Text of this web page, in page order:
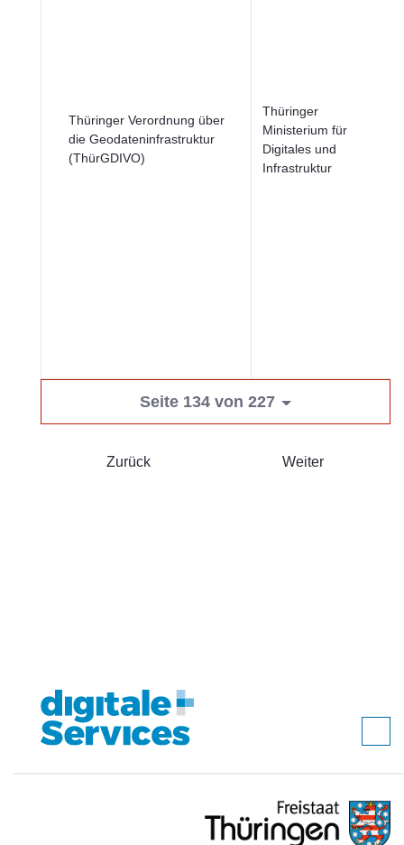
Thüringer Verordnung über
die Geodateninfrastruktur
(ThürGDIVO)
Thüringer
Ministerium für
Digitales und
Infrastruktur
Seite 134 von 227
Zurück Weiter